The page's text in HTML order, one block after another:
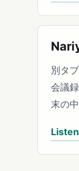
別タ
会議
末の
Listen